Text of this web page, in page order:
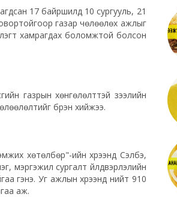
17 байршилд 10 сургууль, 21
газар чөлөөлөх ажлыг
хамрагдах боломжтой болсон
газрын хөнгөлөлттэй зээлийн
бүрэн хийжээ.
хөтөлбөр"-ийн хүрээнд Сэлбэ,
мэргэжил сургалт үйлдвэрлэлийн
гэнэ. Уг ажлын хүрээнд нийт 910
аж.